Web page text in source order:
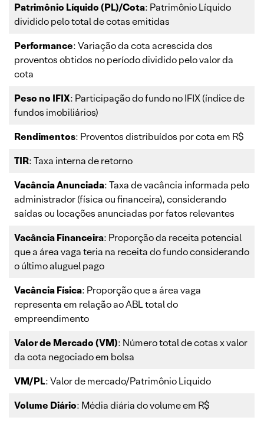
Patrimônio Líquido (PL)/Cota: Patrimônio Líquido
dividido pelo total de cotas emitidas
Performance: Variação da cota acrescida dos
proventos obtidos no período dividido pelo valor da
cota
Peso no IFIX: Participação do fundo no IFIX (índice de
fundos imobiliários)
Rendimentos: Proventos distribuídos por cota em R$
TIR: Taxa interna de retorno
Vacância Anunciada: Taxa de vacância informada pelo
administrador (física ou financeira), considerando
saídas ou locações anunciadas por fatos relevantes
Vacância Financeira: Proporção da receita potencial
que a área vaga teria na receita do fundo considerando
o último aluguel pago
Vacância Física: Proporção que a área vaga
representa em relação ao ABL total do
empreendimento
Valor de Mercado (VM): Número total de cotas x valor
da cota negociado em bolsa
VM/PL: Valor de mercado/Patrimônio Liquido
Volume Diário: Média diária do volume em R$